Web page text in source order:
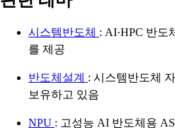
시스템반도체 : AI·HPC 반도
를 제공
반도체설계 : 시스템반도체
보유하고 있음
NPU : 고성능 AI 반도체용